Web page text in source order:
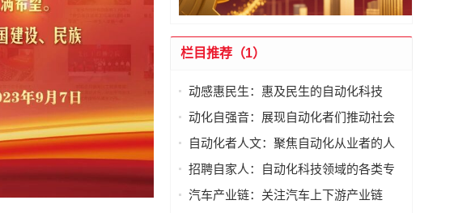
栏目推荐（1）
动感惠民生：惠及民生的自动化科技
动化自强音：展现自动化者们推动社会
进步发出的响亮声音
自动化者人文：聚焦自动化从业者的人
文思考
招聘自家人：自动化科技领域的各类专
家及人才需求资讯
汽车产业链：关注汽车上下游产业链